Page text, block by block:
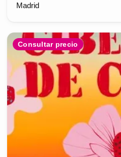
Madrid
Consultar precio